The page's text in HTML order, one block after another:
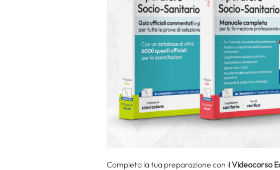
Completa la tua preparazione con ilVideocorso